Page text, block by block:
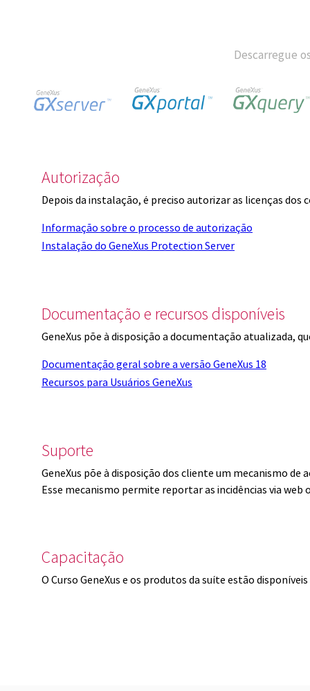
Descarregue
Autorização
Depois da instalação, é preciso autorizar as licenças dos
Informação sobre o processo de autorização
Instalação do GeneXus Protection Server
Documentação e recursos disponíveis
GeneXus põe à disposição a documentação atualizada,
Documentação geral sobre a versão GeneXus 18
Recursos para Usuários GeneXus
Suporte
GeneXus põe à disposição dos cliente um mecanismo de
Esse mecanismo permite reportar as incidências via
Capacitação
O Curso GeneXus e os produtos da suíte estão